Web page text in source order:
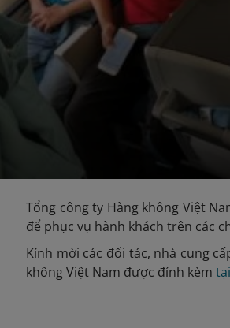
Tổng công ty Hàng không Việt
để phục vụ hành khách trên các
Kính mời các đối tác, nhà cung
không Việt Nam được đính kèm